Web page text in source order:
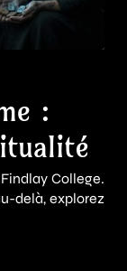
:
College.
delà, explorez